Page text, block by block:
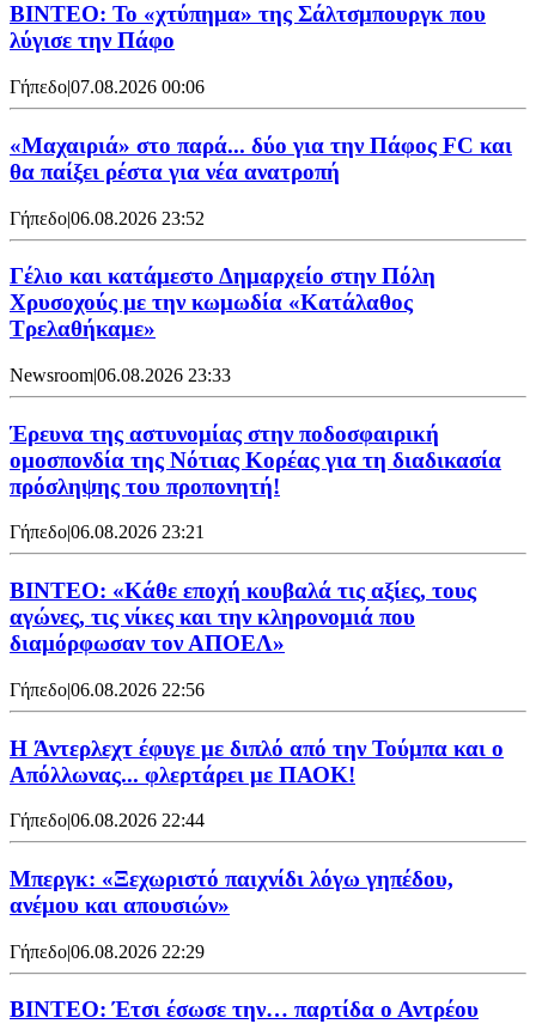
ΒΙΝΤΕΟ: Το «χτύπημα» της Σάλτσμπουργκ που
λύγισε την Πάφο
Γήπεδο|07.08.2026 00:06
«Μαχαιριά» στο παρά... δύο για την Πάφος FC και
θα παίξει ρέστα για νέα ανατροπή
Γήπεδο|06.08.2026 23:52
Γέλιο και κατάμεστο Δημαρχείο στην Πόλη
Χρυσοχούς με την κωμωδία «Κατάλαθος
Τρελαθήκαμε»
Newsroom|06.08.2026 23:33
Έρευνα της αστυνομίας στην ποδοσφαιρική
ομοσπονδία της Νότιας Κορέας για τη διαδικασία
πρόσληψης του προπονητή!
Γήπεδο|06.08.2026 23:21
ΒΙΝΤΕΟ: «Κάθε εποχή κουβαλά τις αξίες, τους
αγώνες, τις νίκες και την κληρονομιά που
διαμόρφωσαν τον ΑΠΟΕΛ»
Γήπεδο|06.08.2026 22:56
H Άντερλεχτ έφυγε με διπλό από την Τούμπα και ο
Απόλλωνας... φλερτάρει με ΠΑΟΚ!
Γήπεδο|06.08.2026 22:44
Μπεργκ: «Ξεχωριστό παιχνίδι λόγω γηπέδου,
ανέμου και απουσιών»
Γήπεδο|06.08.2026 22:29
ΒΙΝΤΕΟ: Έτσι έσωσε την… παρτίδα ο Αντρέου